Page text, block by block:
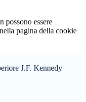
possono essere
pagina della cookie
J.F. Kennedy